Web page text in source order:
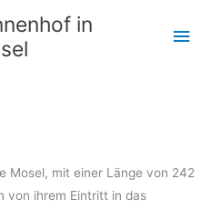
in
Mosel, mit einer Länge von 242
von ihrem Eintritt in das